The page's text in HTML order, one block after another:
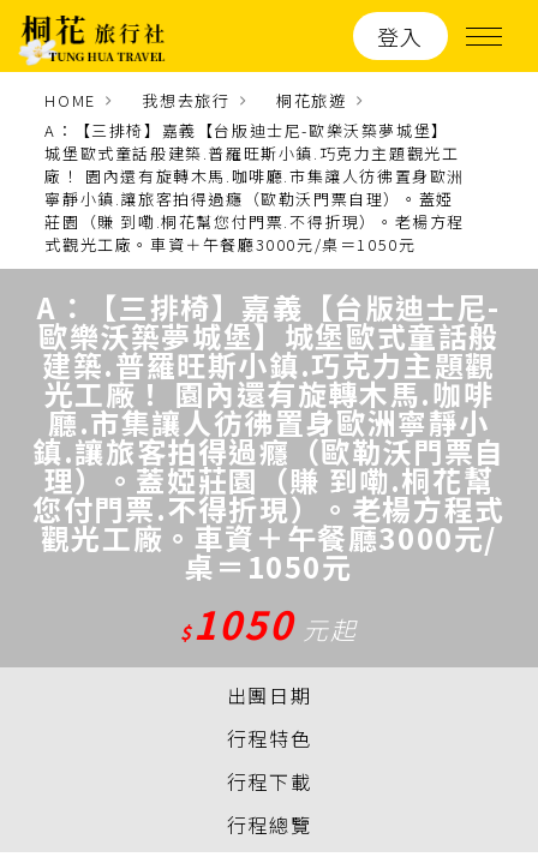
登入
HOME 我想去旅行
桐花旅遊
A：【三排椅】嘉義【台版迪士尼-歐樂沃築夢城堡】
城堡歐式童話般建築.普羅旺斯小鎮.巧克力主題觀光工
廠！ 園內還有旋轉木馬.咖啡廳.市集讓人彷彿置身歐洲
寧靜小鎮.讓旅客拍得過癮（歐勒沃門票自理）。蓋婭
莊園（賺 到嘞.桐花幫您付門票.不得折現）。老楊方程
式觀光工廠。車資＋午餐廳3000元/桌＝1050元
A：【三排椅】嘉義【台版迪士尼-
歐樂沃築夢城堡】城堡歐式童話般
建築.普羅旺斯小鎮.巧克力主題觀
光工廠！ 園內還有旋轉木馬.咖啡
廳.市集讓人彷彿置身歐洲寧靜小
鎮.讓旅客拍得過癮（歐勒沃門票自
理）。蓋婭莊園（賺 到嘞.桐花幫
您付門票.不得折現）。老楊方程式
觀光工廠。車資＋午餐廳3000元/
桌＝1050元
$1050 元起
出團日期
行程特色
行程下載
行程總覽